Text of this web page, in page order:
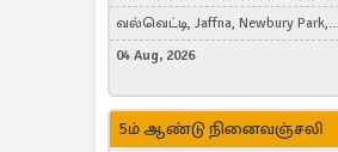
வல்வெட்டி, Jaffna, Newbury Park,
United Kingdom
04 Aug, 2026
5ம் ஆண்டு நினைவஞ்சலி